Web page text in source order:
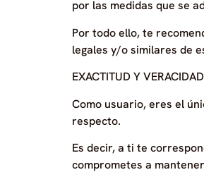
por las medidas que se
Por todo ello, te
legales y/o similares de
EXACTITUD Y
Como usuario, eres el
respecto.
Es decir, a ti te
comprometes a